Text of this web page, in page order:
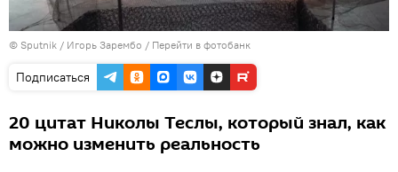
© Sputnik / Игорь Зарембо / Перейти в фотобанк
Подписаться
20 цитат Николы Теслы, который знал, как
можно изменить реальность